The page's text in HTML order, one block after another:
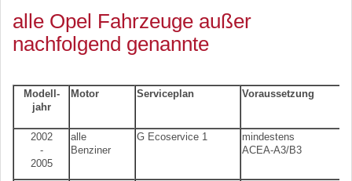
alle Opel Fahrzeuge außer
nachfolgend genannte
Modell-
jahr
Motor Serviceplan Voraussetzung
2002
-
2005
alle
Benziner
G Ecoservice 1
mindestens
ACEA-A3/B3